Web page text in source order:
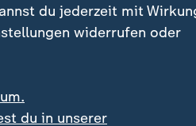
in derChampions
du jederzeit mit
widerrufen oder
du in unserer